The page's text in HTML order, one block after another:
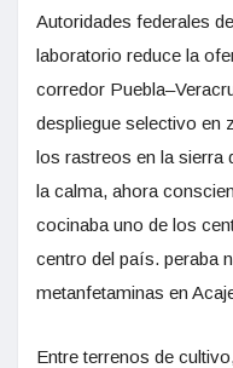
Autoridades federales
laboratorio reduce la
corredor
despliegue selectivo en
los rastreos en la sierra
la calma, ahora
cocinaba uno de los
centro del país. peraba
metanfetaminas en
Entre terrenos de